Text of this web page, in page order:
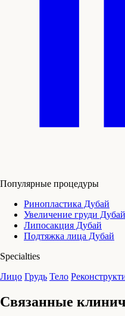
Популярные процедуры
Ринопластика Дубай
Увеличение груди Дубай
Липосакция Дубай
Подтяжка лица Дубай
Specialties
Лицо Грудь Тело
Связанные